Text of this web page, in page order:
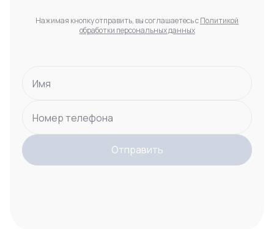
Нажимая кнопку отправить, вы соглашаетесь сПолитикой
обработки персональных данных
Имя
Номер телефона
Отправить